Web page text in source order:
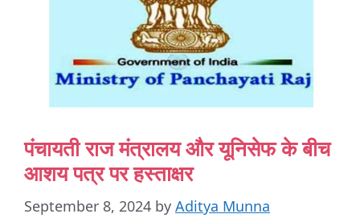
पंचायती राज मंत्रालय और यूनिसेफ के बीच
आशय पत्र पर हस्ताक्षर
September 8, 2024 by Aditya Munna